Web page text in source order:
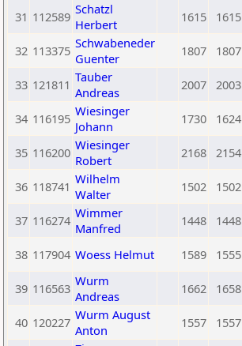
31 112589 Schatzl
Herbert
1615 1615
32 113375 Schwabeneder
Guenter
1807 1807
33 121811 Tauber
Andreas
2007 2003
34 116195 Wiesinger
Johann
1730 1624
35 116200 Wiesinger
Robert
2168 2154
36 118741 Wilhelm
Walter
1502 1502
37 116274 Wimmer
Manfred
1448 1448
38 117904 Woess Helmut 1589 1555
39 116563 Wurm
Andreas
1662 1658
40 120227 Wurm August
Anton
1557 1557